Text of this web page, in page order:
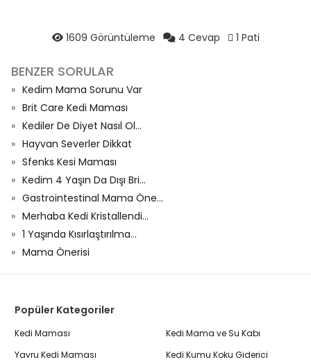
1609 Görüntüleme 4 Cevap 1 Pati
BENZER SORULAR
Kedim Mama Sorunu Var
Brit Care Kedi Maması
Kediler De Diyet Nasıl Ol...
Hayvan Severler Dikkat
Sfenks Kesi Maması
Kedim 4 Yaşın Da Dışı Bri...
Gastrointestinal Mama Öne...
Merhaba Kedi Kristallendi...
1 Yaşında Kısırlaştırılma...
Mama Önerisi
Popüler Kategoriler
Kedi Maması
Yavru Kedi Maması
Kedi Mama ve Su Kabı
Kedi Kumu Koku Giderici